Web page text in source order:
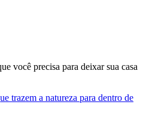
você precisa para deixar sua casa
trazem a natureza para dentro de